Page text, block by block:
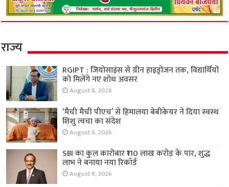
राज्य
RGIPT : जियोसाइंस से ग्रीन हाइड्रोजन तक, विद्यार्थियों
को मिलेंगे नए शोध अवसर
August 8, 2026
‘मैची मैची पीएच’ से हिमालया बेबीकेयर ने दिया स्वस्थ
शिशु त्वचा का संदेश
August 8, 2026
SBI का कुल कारोबार ₹110 लाख करोड़ के पार, शुद्ध
लाभ ने बनाया नया रिकॉर्ड
August 8, 2026